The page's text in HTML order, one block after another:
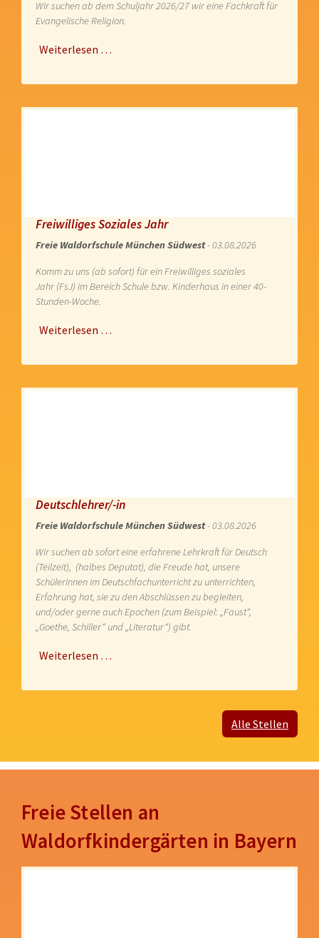
Wir suchen ab dem Schuljahr 2026/27 wir eine Fachkraft für
Evangelische Religion.
Weiterlesen …
Freiwilliges Soziales Jahr
Freie Waldorfschule München Südwest- 03.08.2026
Komm zu uns (ab sofort) für ein Freiwilliges soziales
Jahr (FsJ) im Bereich Schule bzw. Kinderhaus in einer 40-
Stunden-Woche.
Weiterlesen …
Deutschlehrer/-in
Freie Waldorfschule München Südwest- 03.08.2026
Wir suchen ab sofort eine erfahrene Lehrkraft für Deutsch
(Teilzeit), (halbes Deputat), die Freude hat, unsere
SchülerInnen im Deutschfachunterricht zu unterrichten,
Erfahrung hat, sie zu den Abschlüssen zu begleiten,
und/oder gerne auch Epochen (zum Beispiel: „Faust“,
„Goethe, Schiller“ und „Literatur“) gibt.
Weiterlesen …
Alle Stellen
Freie Stellen an
Waldorfkindergärten in Bayern